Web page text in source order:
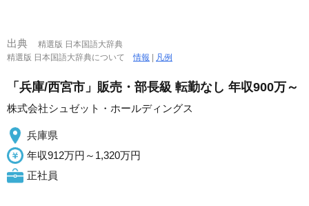
出典
精選版 日本国語大辞典
精選版 日本国語大辞典について情報 | 凡例
「兵庫/西宮市」販売・部長級 転勤なし 年収900万～
株式会社シュゼット・ホールディングス
兵庫県
年収912万円～1,320万円
正社員